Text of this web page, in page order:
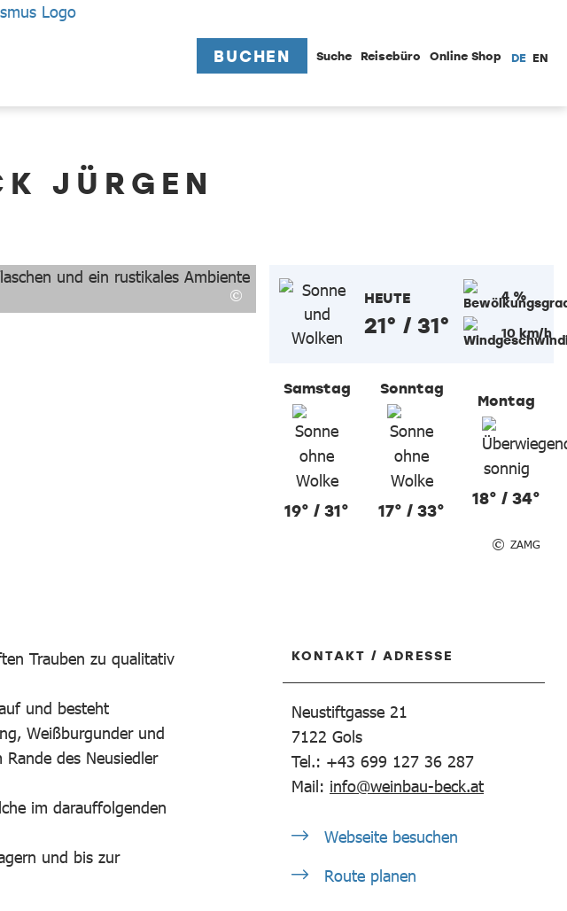
BUCHEN Suche Reisebüro Online Shop DE EN
JÜRGEN
HEUTE
21° / 31°
4 %
10 km/h
Samstag
19° / 31°
Sonntag
17° / 33°
Montag
18° / 34°
ZAMG
Trauben zu qualitativ
und besteht
Weißburgunder und
des Neusiedler
im darauffolgenden
und bis zur
KONTAKT / ADRESSE
Neustiftgasse 21
7122 Gols
Tel.: +43 699 127 36 287
Mail: info@weinbau-beck.at
Webseite besuchen
Route planen